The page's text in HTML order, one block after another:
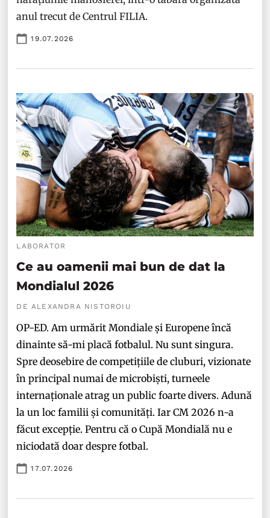
anul trecut de Centrul FILIA.
19.07.2026
LABORATOR
Ce au oamenii mai bun de dat la
Mondialul 2026
DE ALEXANDRA NISTOROIU
OP-ED. Am urmărit Mondiale și Europene încă
dinainte să-mi placă fotbalul. Nu sunt singura.
Spre deosebire de competițiile de cluburi, vizionate
în principal numai de microbiști, turneele
internaționale atrag un public foarte divers. Adună
la un loc familii și comunități. Iar CM 2026 n-a
făcut excepție. Pentru că o Cupă Mondială nu e
niciodată doar despre fotbal.
17.07.2026